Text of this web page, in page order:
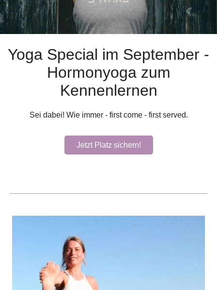
Yoga Special im September -
Hormonyoga zum
Kennenlernen
Sei dabei! Wie immer - first come - first served.
Jetzt Platz sichern!